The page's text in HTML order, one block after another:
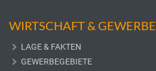
WIRTSCHAFT & GEWERBE
LAGE & FAKTEN
GEWERBEGEBIETE